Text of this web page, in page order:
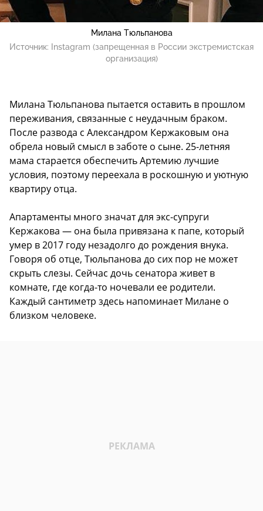
Милана Тюльпанова
Источник:
Instagram (запрещенная в России экстремистская
организация)
Милана Тюльпанова пытается оставить в прошлом
переживания, связанные с неудачным браком.
После развода с Александром Кержаковым она
обрела новый смысл в заботе о сыне. 25-летняя
мама старается обеспечить Артемию лучшие
условия, поэтому переехала в роскошную и уютную
квартиру отца.
Апартаменты много значат для экс-супруги
Кержакова — она была привязана к папе, который
умер в 2017 году незадолго до рождения внука.
Говоря об отце, Тюльпанова до сих пор не может
скрыть слезы. Сейчас дочь сенатора живет в
комнате, где когда-то ночевали ее родители.
Каждый сантиметр здесь напоминает Милане о
близком человеке.